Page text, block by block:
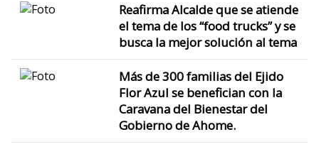
Reafirma Alcalde que se atiende
el tema de los “food trucks” y se
busca la mejor solución al tema
Más de 300 familias del Ejido
Flor Azul se benefician con la
Caravana del Bienestar del
Gobierno de Ahome.